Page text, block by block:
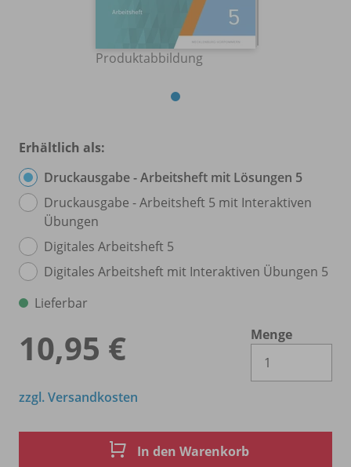
Produktabbildung
Erhältlich als:
Druckausgabe - Arbeitsheft mit Lösungen 5
Druckausgabe - Arbeitsheft 5 mit Interaktiven
Übungen
Digitales Arbeitsheft 5
Digitales Arbeitsheft mit Interaktiven Übungen 5
Lieferbar
10,95 €
Menge
zzgl. Versandkosten
In den Warenkorb